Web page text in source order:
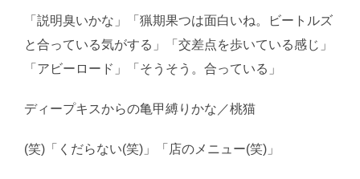
「説明臭いかな」「猟期果つは面白いね。ビートルズ
と合っている気がする」「交差点を歩いている感じ」
「アビーロード」「そうそう。合っている」
ディープキスからの亀甲縛りかな／桃猫
(笑)「くだらない(笑)」「店のメニュー(笑)」